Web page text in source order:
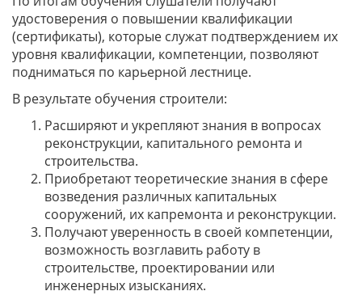
удостоверения о повышении квалификации
(сертификаты), которые служат подтверждением их
уровня квалификации, компетенции, позволяют
подниматься по карьерной лестнице.
В результате обучения строители:
Расширяют и укрепляют знания в вопросах
реконструкции, капитального ремонта и
строительства.
Приобретают теоретические знания в сфере
возведения различных капитальных
сооружений, их капремонта и реконструкции.
Получают уверенность в своей компетенции,
возможность возглавить работу в
строительстве, проектировании или
инженерных изысканиях.